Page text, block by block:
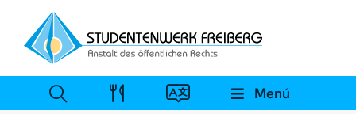
contenido
Menú